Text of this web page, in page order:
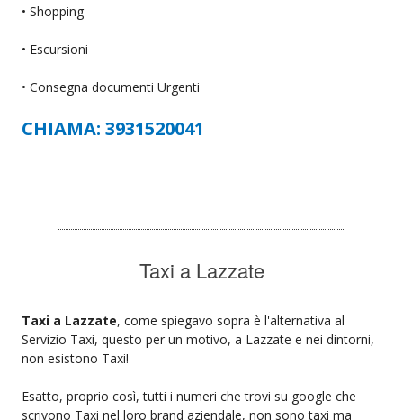
• Shopping
• Escursioni
• Consegna documenti Urgenti
CHIAMA: 3931520041
Taxi a Lazzate
Taxi a Lazzate, come spiegavo sopra è l'alternativa al
Servizio Taxi, questo per un motivo, a Lazzate e nei dintorni,
non esistono Taxi!
Esatto, proprio così, tutti i numeri che trovi su google che
scrivono Taxi nel loro brand aziendale, non sono taxi ma